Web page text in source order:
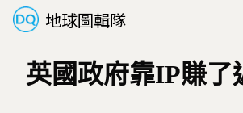
地球圖輯隊
英國政府靠IP賺了